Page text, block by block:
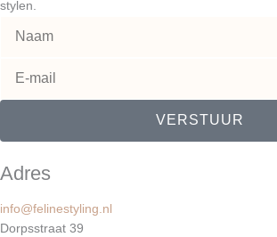
e
r
e
s
t
r
m
o
stylen.
VERSTUUR
Adres
info@felinestyling.nl
Dorpsstraat 39